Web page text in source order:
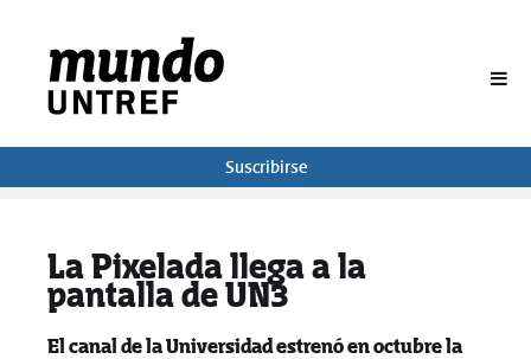
Suscribirse
La Pixelada llega a la
pantalla de UN3
El canal de la Universidad estrenó en octubre la